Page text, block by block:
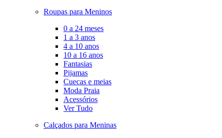
Roupas para Meninos
0 a 24 meses
1 a 3 anos
4 a 10 anos
10 a 16 anos
Fantasias
Pijamas
Cuecas e meias
Moda Praia
Acessórios
Ver Tudo
Calçados para Meninas